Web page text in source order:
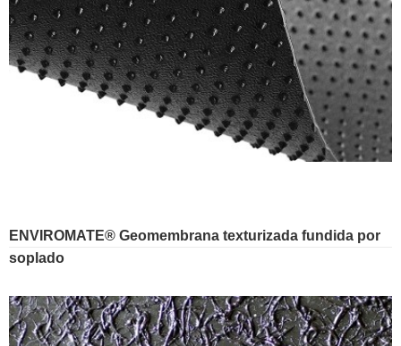
ENVIROMATE® Geomembrana texturizada fundida por
soplado